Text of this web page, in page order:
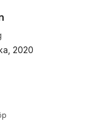
2020
antal röster: